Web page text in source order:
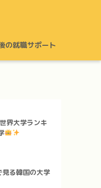
の就職サポート
界大学ランキ
る韓国の大学